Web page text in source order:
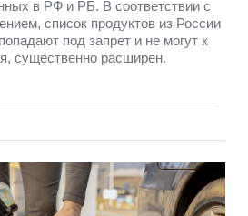
в РФ и РБ. В соответствии с
список продуктов из России
под запрет и не могут к
существенно расширен.